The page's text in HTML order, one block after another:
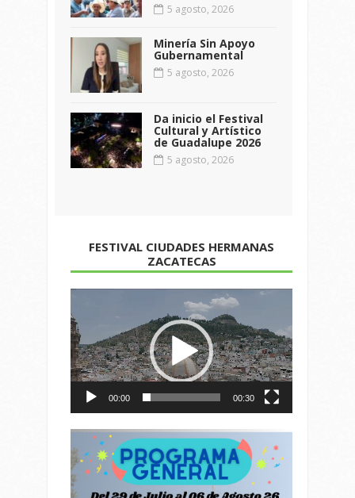
5 agosto, 2026
Minería Sin Apoyo
Gubernamental
5 agosto, 2026
Da inicio el Festival
Cultural y Artístico
de Guadalupe 2026
5 agosto, 2026
FESTIVAL CIUDADES HERMANAS
ZACATECAS
de
vídeo
00:00 00:30